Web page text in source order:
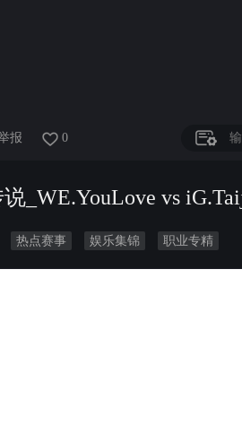
报 0
_WE.YouLove vs
热点赛事 娱乐集锦 职业专精